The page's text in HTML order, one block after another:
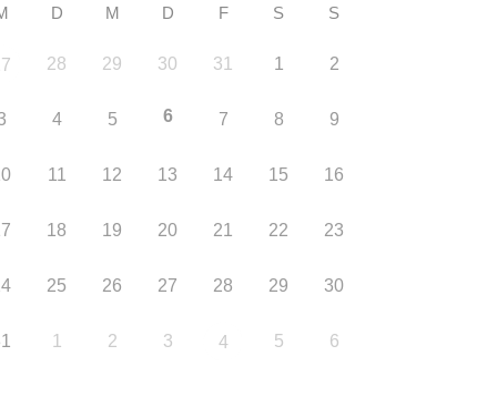
D M D F S S
28 29 30 31 1 2
4 5 6 7 8 9
11 12 13 14 15 16
18 19 20 21 22 23
25 26 27 28 29 30
1 2 3 4 5 6